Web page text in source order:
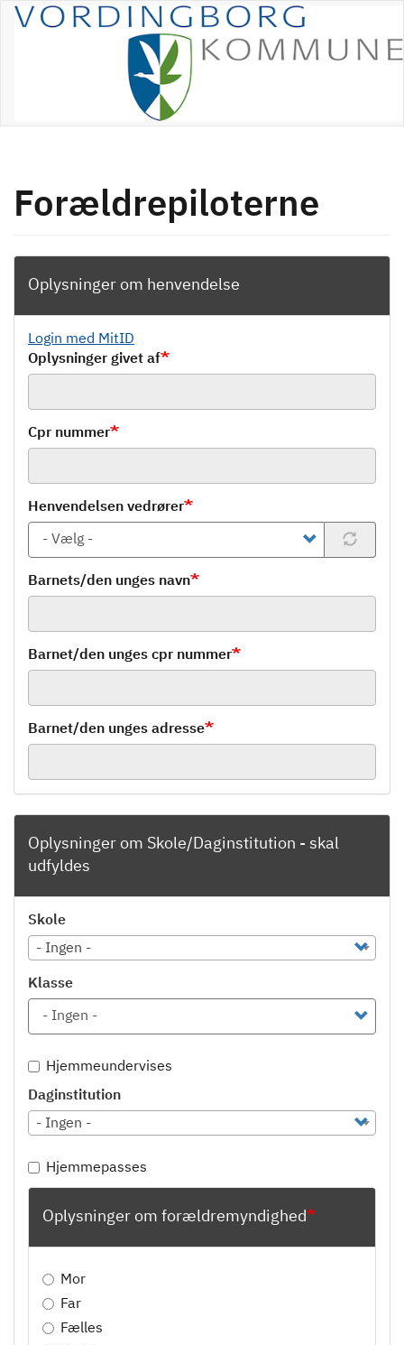
Gå
Forældrepiloterne
Oplysninger om henvendelse
Login med MitID
Oplysninger givet af
Cpr nummer
Henvendelsen vedrører
Barnets/den unges navn
Barnet/den unges cpr nummer
Barnet/den unges adresse
Oplysninger om Skole/Daginstitution - skal
udfyldes
Skole
Skole
- Ingen -
Klasse
Klasse
Hjemmeundervises
Daginstitution
Daginstitution
- Ingen -
Hjemmepasses
Oplysninger om forældremyndighed
Mor
Far
Fælles